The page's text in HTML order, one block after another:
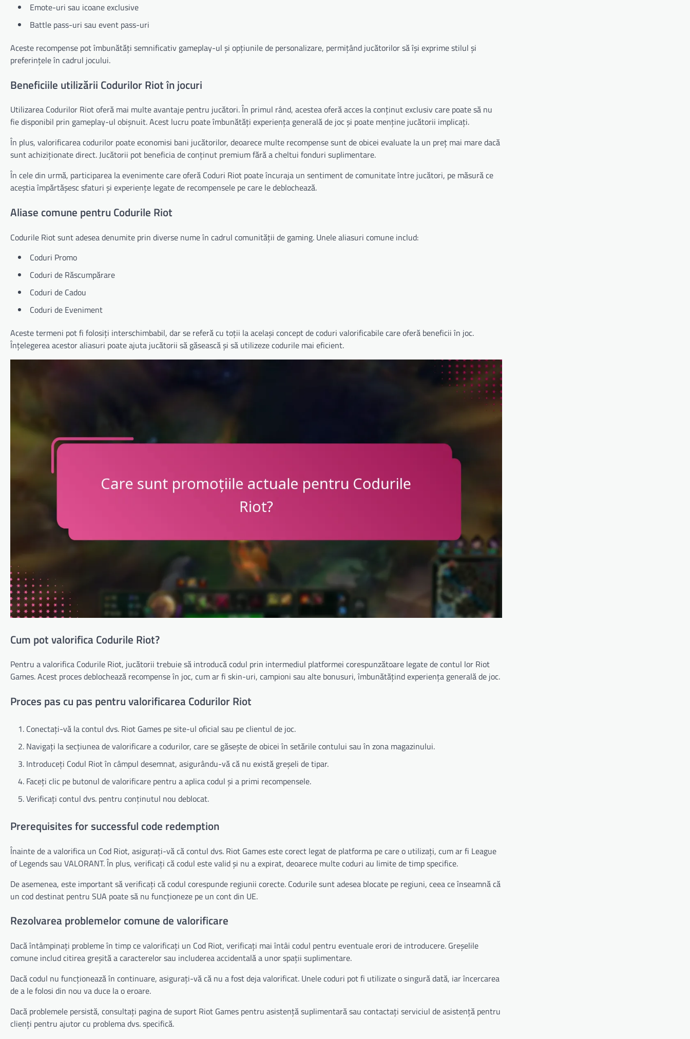
Emote-uri sau icoane exclusive
Battle pass-uri sau event pass-uri
Aceste recompense pot îmbunătăți semnificativ gameplay-ul și opțiunile de personalizare, permițând jucătorilor să își exprime stilul și
preferințele în cadrul jocului.
Beneficiile utilizării Codurilor Riot în jocuri
Utilizarea Codurilor Riot oferă mai multe avantaje pentru jucători. În primul rând, acestea oferă acces la conținut exclusiv care poate să nu
fie disponibil prin gameplay-ul obișnuit. Acest lucru poate îmbunătăți experiența generală de joc și poate menține jucătorii implicați.
În plus, valorificarea codurilor poate economisi bani jucătorilor, deoarece multe recompense sunt de obicei evaluate la un preț mai mare dacă
sunt achiziționate direct. Jucătorii pot beneficia de conținut premium fără a cheltui fonduri suplimentare.
În cele din urmă, participarea la evenimente care oferă Coduri Riot poate încuraja un sentiment de comunitate între jucători, pe măsură ce
aceștia împărtășesc sfaturi și experiențe legate de recompensele pe care le deblochează.
Aliase comune pentru Codurile Riot
Codurile Riot sunt adesea denumite prin diverse nume în cadrul comunității de gaming. Unele aliasuri comune includ:
Coduri Promo
Coduri de Răscumpărare
Coduri de Cadou
Coduri de Eveniment
Aceste termeni pot fi folosiți interschimbabil, dar se referă cu toții la același concept de coduri valorificabile care oferă beneficii în joc.
Înțelegerea acestor aliasuri poate ajuta jucătorii să găsească și să utilizeze codurile mai eficient.
Cum pot valorifica Codurile Riot?
Pentru a valorifica Codurile Riot, jucătorii trebuie să introducă codul prin intermediul platformei corespunzătoare legate de contul lor Riot
Games. Acest proces deblochează recompense în joc, cum ar fi skin-uri, campioni sau alte bonusuri, îmbunătățind experiența generală de joc.
Proces pas cu pas pentru valorificarea Codurilor Riot
Conectați-vă la contul dvs. Riot Games pe site-ul oficial sau pe clientul de joc.
Navigați la secțiunea de valorificare a codurilor, care se găsește de obicei în setările contului sau în zona magazinului.
Introduceți Codul Riot în câmpul desemnat, asigurându-vă că nu există greșeli de tipar.
Faceți clic pe butonul de valorificare pentru a aplica codul și a primi recompensele.
Verificați contul dvs. pentru conținutul nou deblocat.
Prerequisites for successful code redemption
Înainte de a valorifica un Cod Riot, asigurați-vă că contul dvs. Riot Games este corect legat de platforma pe care o utilizați, cum ar fi League
of Legends sau VALORANT. În plus, verificați că codul este valid și nu a expirat, deoarece multe coduri au limite de timp specifice.
De asemenea, este important să verificați că codul corespunde regiunii corecte. Codurile sunt adesea blocate pe regiuni, ceea ce înseamnă că
un cod destinat pentru SUA poate să nu funcționeze pe un cont din UE.
Rezolvarea problemelor comune de valorificare
Dacă întâmpinați probleme în timp ce valorificați un Cod Riot, verificați mai întâi codul pentru eventuale erori de introducere. Greșelile
comune includ citirea greșită a caracterelor sau includerea accidentală a unor spații suplimentare.
Dacă codul nu funcționează în continuare, asigurați-vă că nu a fost deja valorificat. Unele coduri pot fi utilizate o singură dată, iar încercarea
de a le folosi din nou va duce la o eroare.
Dacă problemele persistă, consultați pagina de suport Riot Games pentru asistență suplimentară sau contactați serviciul de asistență pentru
clienți pentru ajutor cu problema dvs. specifică.